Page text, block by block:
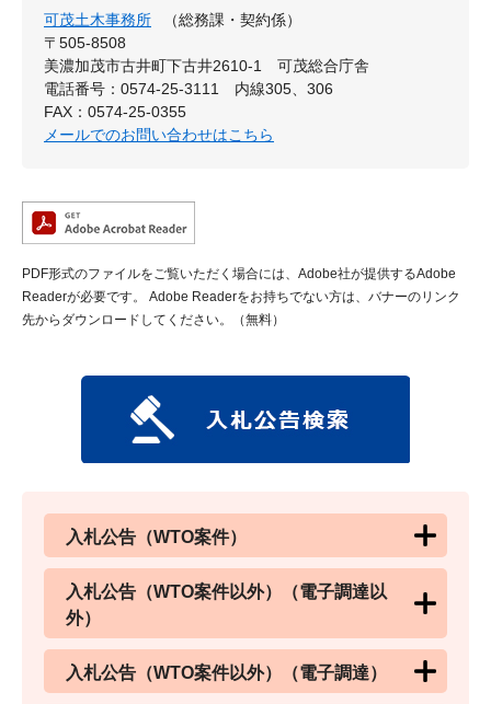
可茂土木事務所
（総務課・契約係）
〒505-8508
美濃加茂市古井町下古井2610-1 可茂総合庁舎
電話番号：0574-25-3111 内線305、306
FAX：0574-25-0355
メールでのお問い合わせはこちら
PDF形式のファイルをご覧いただく場合には、Adobe社が提供するAdobe
Readerが必要です。
Adobe Readerをお持ちでない方は、バナーのリンク
先からダウンロードしてください。（無料）
入札公告（WTO案件）
入札公告（WTO案件以外）（電子調達以
外）
入札公告（WTO案件以外）（電子調達）